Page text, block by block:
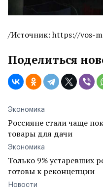
/Источник: https://vos-
Поделиться
Экономика
Россияне стали чаще
товары для дачи
Экономика
Только 9% устаревших
готовы к реконцепции
Новости